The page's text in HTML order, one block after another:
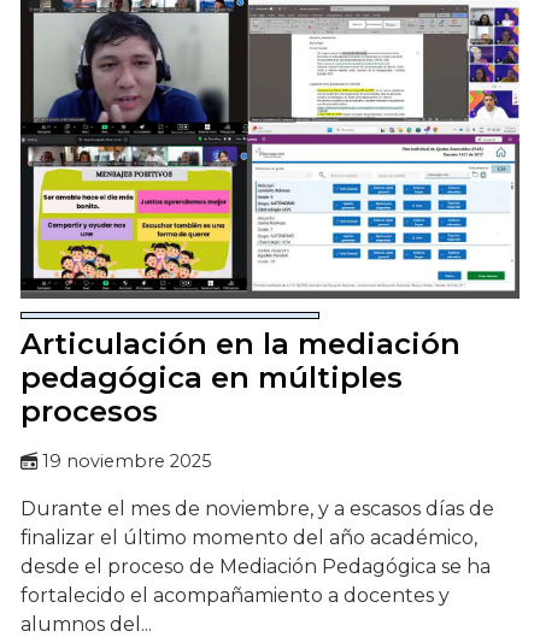
Articulación en la mediación
pedagógica en múltiples
procesos
19 noviembre 2025
Durante el mes de noviembre, y a escasos días de
finalizar el último momento del año académico,
desde el proceso de Mediación Pedagógica se ha
fortalecido el acompañamiento a docentes y
alumnos del...